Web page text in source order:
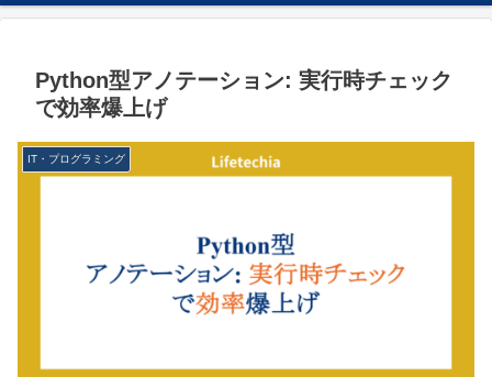
Python型アノテーション: 実行時チェック
で効率爆上げ
IT・プログラミング